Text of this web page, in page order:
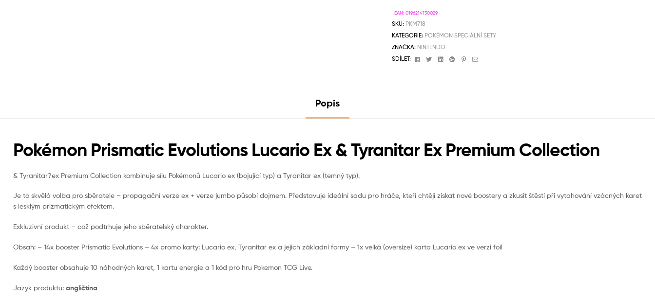
EAN:0196214130029
SKU: PKM718
KATEGORIE: POKÉMON SPECIÁLNÍ SETY
ZNAČKA: NINTENDO
SDÍLET:
FacebookTwitterLinkedinGoogle+Pinterest
Email
Popis
Pokémon Prismatic Evolutions Lucario Ex & Tyranitar Ex Premium Collection
& Tyranitar?ex Premium Collection kombinuje sílu Pokémonů Lucario ex (bojující typ) a Tyranitar ex (temný typ).
Je to skvělá volba pro sběratele – propagační verze ex + verze jumbo působí dojmem. Představuje ideální sadu pro hráče, kteří chtějí získat nové boostery a zkusit štěstí při vytahování vzácných karet
s lesklým prizmatickým efektem.
Exkluzivní produkt – což podtrhuje jeho sběratelský charakter.
Obsah: – 14x booster Prismatic Evolutions – 4x promo karty: Lucario ex, Tyranitar ex a jejich základní formy – 1x velká (oversize) karta Lucario ex ve verzi foil
Každý booster obsahuje 10 náhodných karet, 1 kartu energie a 1 kód pro hru Pokemon TCG Live.
Jazyk produktu: angličtina